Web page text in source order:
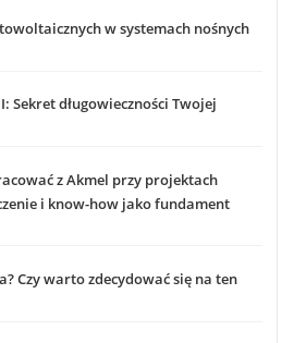
w systemach nośnych
Sekret długowieczności Twojej
z Akmel przy projektach
i know-how jako fundament
Czy warto zdecydować się na ten